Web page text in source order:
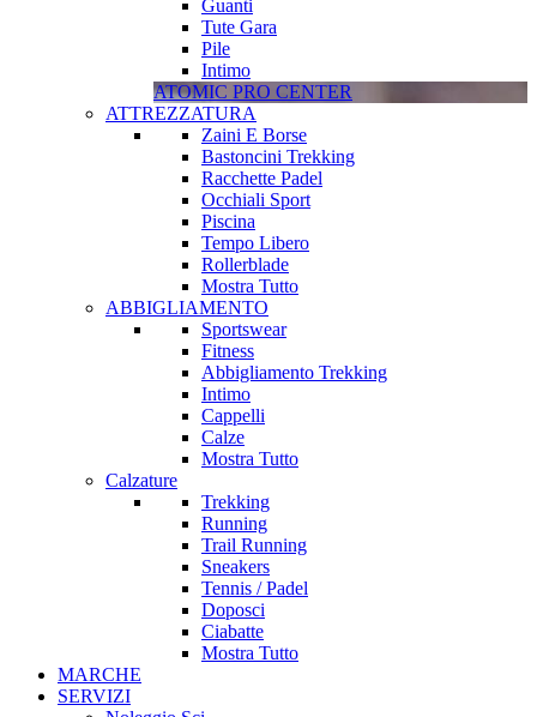
Guanti
Tute Gara
Pile
Intimo
ATOMIC PRO CENTER
ATTREZZATURA
Zaini E Borse
Bastoncini Trekking
Racchette Padel
Occhiali Sport
Piscina
Tempo Libero
Rollerblade
Mostra Tutto
ABBIGLIAMENTO
Sportswear
Fitness
Abbigliamento Trekking
Intimo
Cappelli
Calze
Mostra Tutto
Calzature
Trekking
Running
Trail Running
Sneakers
Tennis / Padel
Doposci
Ciabatte
Mostra Tutto
MARCHE
SERVIZI